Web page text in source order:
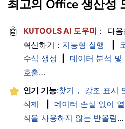
최고의 Office 생산성
🤖 KUTOOLS AI 도우미 ： 다
혁신하기： 지능형 실행
수식 생성
데이터 분석 및
호출…
인기 기능:찾기， 강조 표시
삭제
데이터 손실 없이
식을 사용하지 않는 반올림...